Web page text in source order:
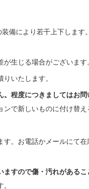
備により若干上下します
生じる場合がございます
いたします。
程度につきましてはお問
で新しいものに付け替え
。お電話かメールにて
すので傷・汚れがあるこ